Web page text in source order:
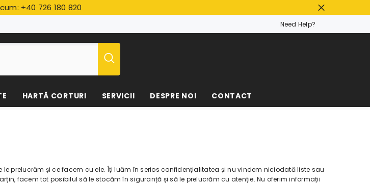
+40 726 180 820
Need Help?
HARTĂ CORTURI SERVICII DESPRE NOI CONTACT
prelucrăm și ce facem cu ele. Îți luăm în serios confidențialitatea și nu vindem niciodată liste sau
facem tot posibilul să le stocăm în siguranță și să le prelucrăm cu atenție. Nu oferim informații